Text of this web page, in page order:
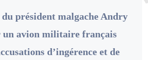
président malgache Andry
un avion militaire français
d’ingérence et de